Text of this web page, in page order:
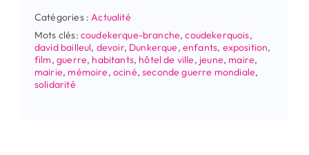
Catégories :Actualité
Mots clés: coudekerque-branche,coudekerquois,
david bailleul, devoir, Dunkerque, enfants, exposition,
film,guerre, habitants, hôtel de ville, jeune, maire,
mairie, mémoire, ociné,seconde guerre mondiale,
solidarité